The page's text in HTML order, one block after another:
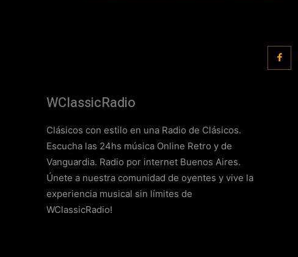
WClassicRadio
Clásicos con estilo en una Radio de Clásicos.
Escucha las 24hs música Online Retro y de
Vanguardia. Radio por internet Buenos Aires.
Únete a nuestra comunidad de oyentes y vive la
experiencia musical sin límites de
WClassicRadio!